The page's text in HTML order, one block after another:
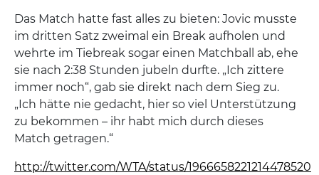
Das Match hatte fast alles zu bieten: Jovic musste
im dritten Satz zweimal ein Break aufholen und
wehrte im Tiebreak sogar einen Matchball ab, ehe
sie nach 2:38 Stunden jubeln durfte. „Ich zittere
immer noch“, gab sie direkt nach dem Sieg zu.
„Ich hätte nie gedacht, hier so viel Unterstützung
zu bekommen – ihr habt mich durch dieses
Match getragen.“
http://twitter.com/WTA/status/1966658221214478520